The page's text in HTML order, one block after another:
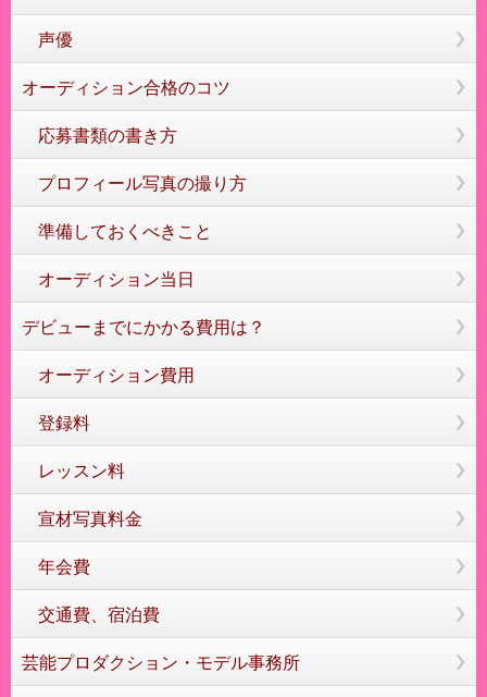
声優
オーディション合格のコツ
応募書類の書き方
プロフィール写真の撮り方
準備しておくべきこと
オーディション当日
デビューまでにかかる費用は？
オーディション費用
登録料
レッスン料
宣材写真料金
年会費
交通費、宿泊費
芸能プロダクション・モデル事務所